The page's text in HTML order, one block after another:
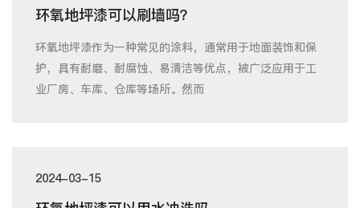
环氧地坪漆可以刷墙吗？
环氧地坪漆作为一种常见的涂料，通常用于地面装饰和保
护，具有耐磨、耐腐蚀、易清洁等优点，被广泛应用于工
业厂房、车库、仓库等场所。然而
2024-03-15